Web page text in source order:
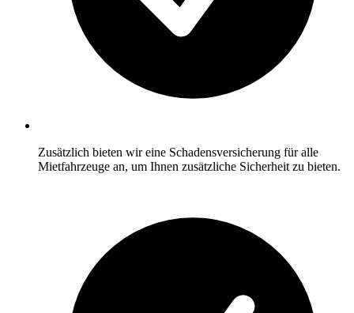
Zusätzlich bieten wir eine Schadensversicherung für alle
Mietfahrzeuge an, um Ihnen zusätzliche Sicherheit zu bieten.